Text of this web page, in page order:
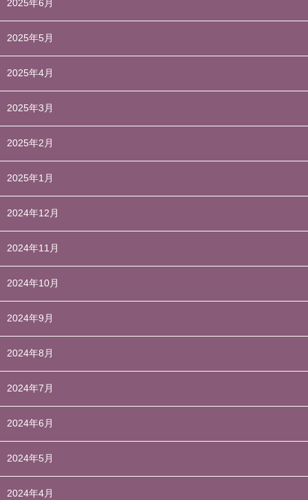
2025年6月
2025年5月
2025年4月
2025年3月
2025年2月
2025年1月
2024年12月
2024年11月
2024年10月
2024年9月
2024年8月
2024年7月
2024年6月
2024年5月
2024年4月